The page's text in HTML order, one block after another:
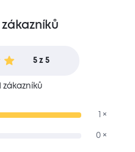
5 z 5
zákazníků
1 ×
0 ×